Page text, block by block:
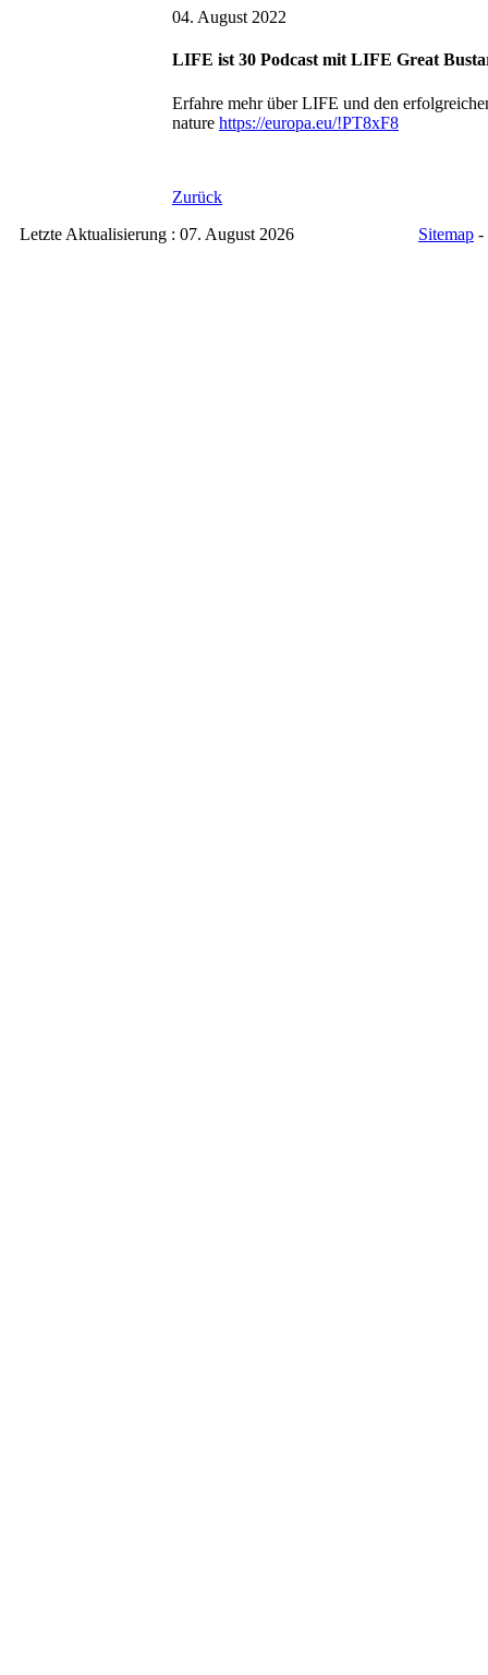
04. August 2022
LIFE ist 30 Podcast mit LIFE Great
Erfahre mehr über LIFE und den
nature https://europa.eu/!PT8xF8
Zurück
Letzte Aktualisierung : 07. August 2026
Sitemap -